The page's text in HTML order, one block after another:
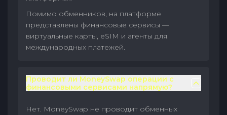
Помимо обменников, на платформе
представлены финансовые сервисы —
виртуальные карты, eSIM и агенты для
международных платежей.
Проводит ли MoneySwap операции с
финансовыми сервисами напрямую?
Нет. MoneySwap не проводит обменных